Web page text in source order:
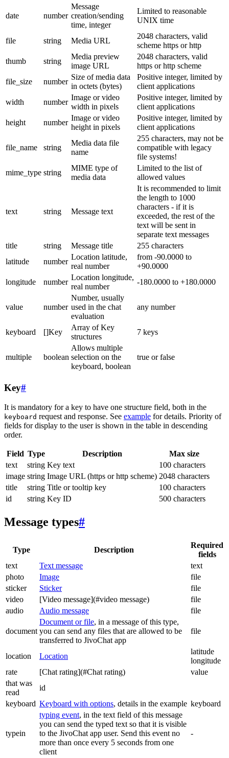
date number
Message
creation/sending
time, integer
Limited to reasonable
UNIX time
file string Media URL
2048 characters, valid
scheme https or http
thumb
string
Media preview
image URL
2048 characters, valid
https or http scheme
file_size
number
Size of media data
in octets (bytes)
Positive integer, limited by
client applications
width
number
Image or video
width in pixels
Positive integer, limited by
client applications
height
number
Image or video
height in pixels
Positive integer, limited by
client applications
file_name string
Media data file
name
255 characters, may not be
compatible with legacy
file systems!
mime_type string
MIME type of
media data
Limited to the list of
allowed values
text string Message text
It is recommended to limit
the length to 1000
characters - if it is
exceeded, the rest of the
text will be sent in
separate text messages
title
string Message title
255 characters
latitude
number
Location latitude,
real number
from -90.0000 to
+90.0000
longitude
number
Location longitude,
real number
-180.0000 to +180.0000
value number
Number, usually
used in the chat
evaluation
any number
keyboard []Key
Array of Key
structures
7 keys
multiple boolean
Allows multiple
selection on the
keyboard, boolean
true or false
Key#
It is mandatory for a key to have one structure field, both in the
keyboard request and response. See example for details. Priority of
fields for display to the user is shown in the table in descending
order.
Field Type Description
Max size
text
string Key text
100 characters
image string Image URL (https or http scheme) 2048 characters
title
string Title or tooltip key
100 characters
id
string Key ID 500 characters
Message types#
Type Description
Required
fields
text
Text message
text
photo
Image
file
sticker
Sticker
file
video
[Video message](#video message)
file
audio
Audio message file
document
Document or file, in a message of this type,
you can send any files that are allowed to be
transferred to JivoChat app
file
location Location
latitude
longitude
rate
[Chat rating](#Chat rating)
value
that was
read
id
keyboard Keyboard with options, details in the example keyboard
typein
typing event, in the text field of this message
you can send the typed text so that it is visible
to the JivoChat app user. Send this event no
more than once every 5 seconds from one
client
-